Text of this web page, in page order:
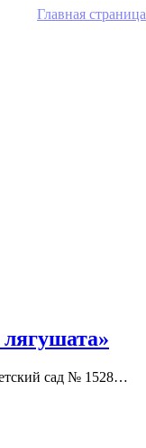
Главная страница
сад № 1528…